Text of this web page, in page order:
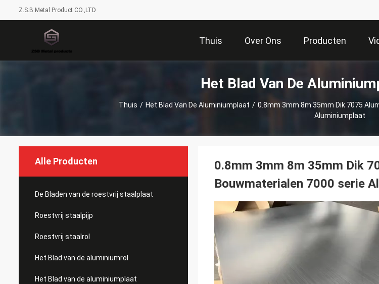
Z.S.B Metal Product CO.,LTD
Thuis Over Ons Producten
Het Blad Van De
Thuis / Het Blad Van De Aluminiumplaat / 0.8mm 3mm 8m 35mm Dik 7075
Aluminiumplaat
Alle Producten
De Bladen van de roestvrij staalplaat
Roestvrij staalpijp
Roestvrij staalrol
Het Blad van de aluminiumrol
Het Blad van de aluminiumplaat
0.8mm 3mm 8m 35mm Dik
Bouwmaterialen 7000 serie